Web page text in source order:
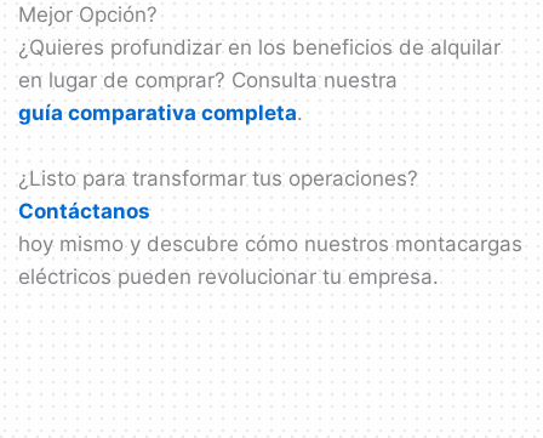
Mejor Opción?
¿Quieres profundizar en los beneficios de alquilar
en lugar de comprar? Consulta nuestra
guía comparativa completa.
¿Listo para transformar tus operaciones?
Contáctanos
hoy mismo y descubre cómo nuestros montacargas
eléctricos pueden revolucionar tu empresa.